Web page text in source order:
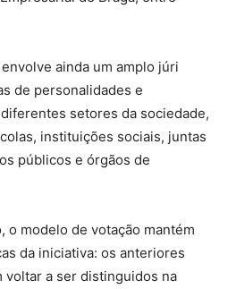
ainda um amplo júri
de personalidades e
setores da sociedade,
instituições sociais, juntas
públicos e órgãos de
o modelo de votação mantém
da iniciativa: os anteriores
voltar a ser distinguidos na